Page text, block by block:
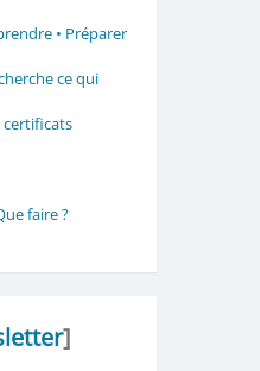
• Préparer
ce qui
certificats
faire ?
]